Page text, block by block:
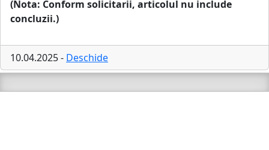
(Nota: Conform solicitarii, articolul nu include
concluzii.)
10.04.2025 - Deschide